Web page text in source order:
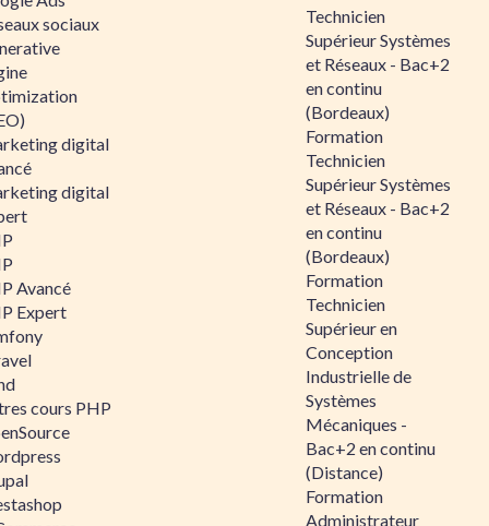
sociaux
digital
digital
Avancé
Expert
cours PHP
Technicien
Supérieur Systèmes
et Réseaux - Bac+2
en continu
(Bordeaux)
Formation
Technicien
Supérieur Systèmes
et Réseaux - Bac+2
en continu
(Bordeaux)
Formation
Technicien
Supérieur en
Conception
Industrielle de
Systèmes
Mécaniques -
Bac+2 en continu
(Distance)
Formation
Administrateur